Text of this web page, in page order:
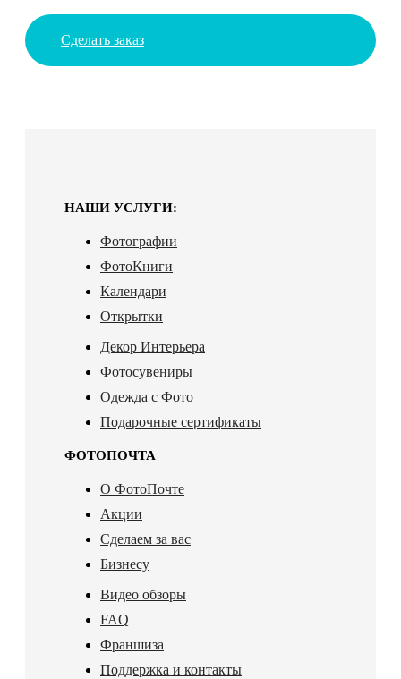
Сделать заказ
НАШИ УСЛУГИ:
Фотографии
ФотоКниги
Календари
Открытки
Декор Интерьера
Фотосувениры
Одежда с Фото
Подарочные сертификаты
ФОТОПОЧТА
О ФотоПочте
Акции
Сделаем за вас
Бизнесу
Видео обзоры
FAQ
Франшиза
Поддержка и контакты